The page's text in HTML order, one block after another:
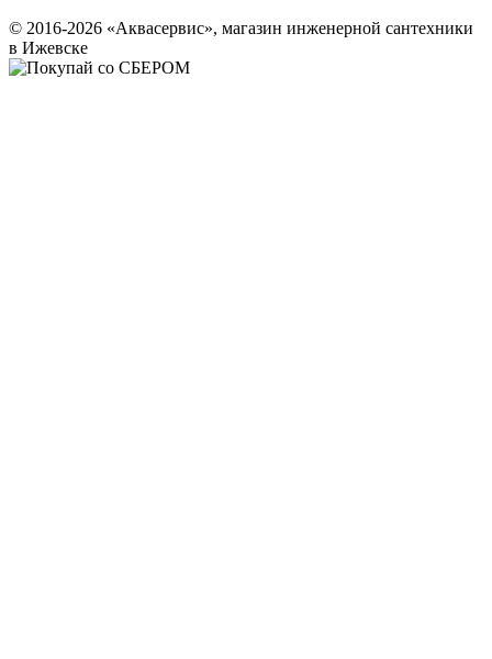
© 2016-2026 «Аквасервис», магазин инженерной сантехники
в Ижевске